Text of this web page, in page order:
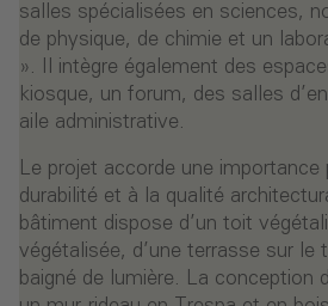
salles spécialisées en sciences,
de physique, de chimie et un
». Il intègre également des
kiosque, un forum, des salles
aile administrative.
Le projet accorde une importance
durabilité et à la qualité
bâtiment dispose d’un toit
végétalisée, d’une terrasse sur le
baigné de lumière. La conception